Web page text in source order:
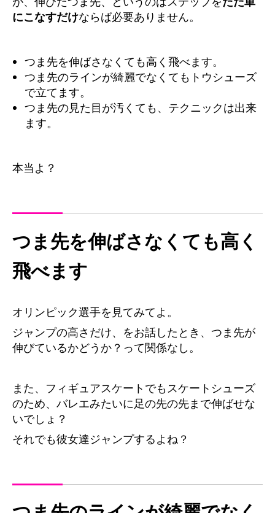
にこなすだけならば必要ありません。
つま先を伸ばさなくても高く飛べます。
つま先のラインが綺麗でなくてもトウシューズ
で立てます。
つま先の見た目が汚くても、テクニックは出来
ます。
本当よ？
つま先を伸ばさなくても高く
飛べます
オリンピック選手を見てみてよ。
ジャンプの高さだけ、をお話したとき、つま先が
伸びているかどうか？って関係なし。
また、フィギュアスケートでもスケートシューズ
のため、バレエみたいに足の先の先まで伸ばせな
いでしょ？
それでも彼女達ジャンプするよね？